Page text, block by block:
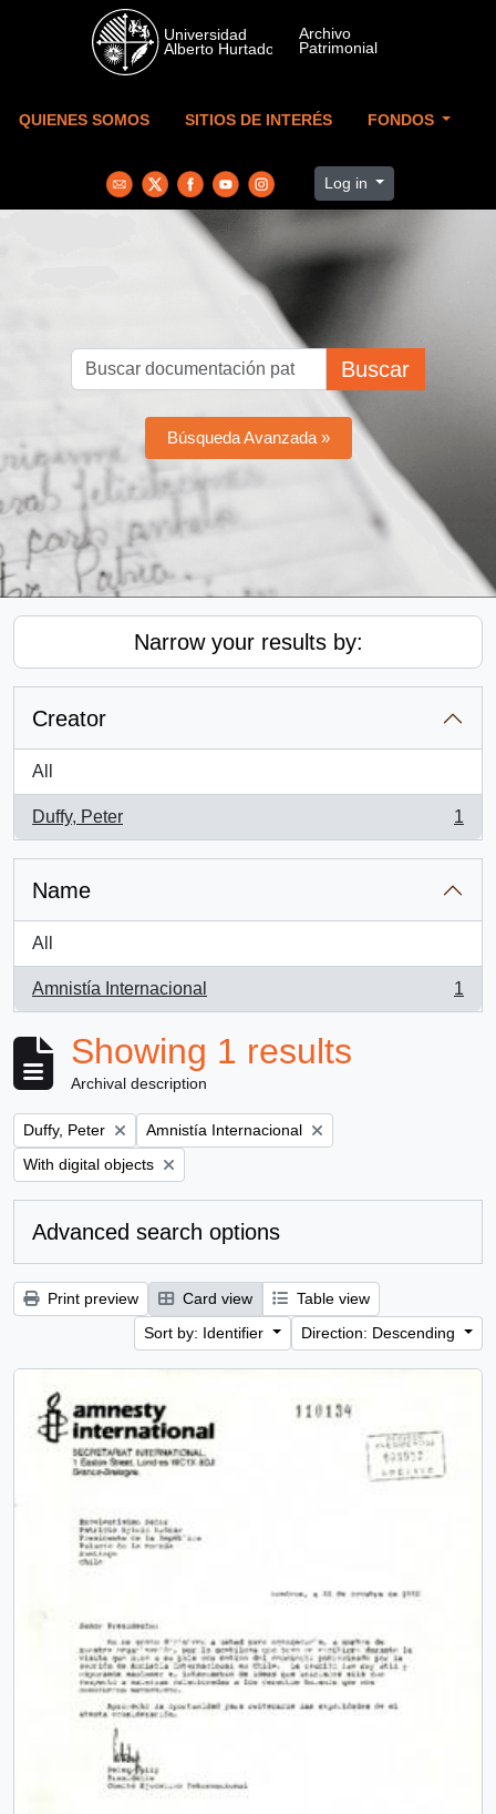
Skip to main content
QUIENES SOMOS SITIOS DE INTERÉS FONDOS
Log in
Buscar
Búsqueda Avanzada »
Narrow your results by:
Creator
All
Duffy, Peter
, 1 results
1
Name
All
Amnistía Internacional
, 1 results
1
Showing 1 results
Archival description
Remove filter:
Duffy, Peter Remove filter:
Amnistía Internacional
Remove filter:
With digital objects
Advanced search options
Print preview Card view
Table view
Sort by: Identifier
Direction: Descending